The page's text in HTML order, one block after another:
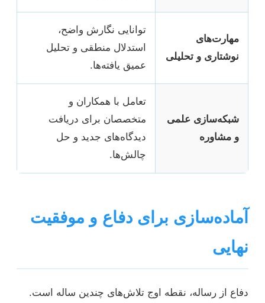
مهارت‌های
نوشتاری و تحلیلی
توانایی نگارش واضح،
استدلال منطقی و تحلیل
عمیق یافته‌ها.
شبکه‌سازی علمی
و مشاوره
تعامل با همکاران و
متخصصان برای دریافت
دیدگاه‌های جدید و حل
چالش‌ها.
آماده‌سازی برای دفاع و موفقیت
نهایی
دفاع از رساله، نقطه اوج تلاش‌های چندین ساله است.